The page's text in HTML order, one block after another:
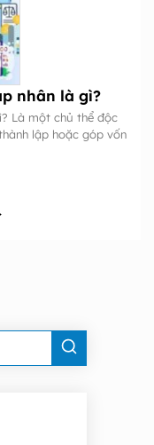
nhân là gì?
Là một chủ thể độc
lập hoặc góp vốn